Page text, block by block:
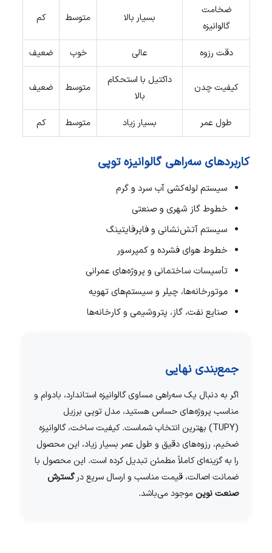
ضخامت
گالوانیزه
بسیار بالا متوسط کم
دقت رزوه عالی خوب ضعیف
کیفیت چدن
داکتیل با استحکام
بالا
متوسط ضعیف
طول عمر بسیار زیاد متوسط کم
کاربردهای سه‌راهی گالوانیزه توپی
سیستم لوله‌کشی آب سرد و گرم
خطوط گاز شهری و صنعتی
سیستم آتش‌نشانی و فایرفایتینگ
خطوط هوای فشرده و کمپرسور
تأسیسات ساختمانی و پروژه‌های عمرانی
موتورخانه‌ها، چیلر و سیستم‌های تهویه
صنایع نفت، گاز، پتروشیمی و کارخانه‌ها
جمع‌بندی نهایی
اگر به دنبال یک سه‌راهی مساوی گالوانیزه استاندارد، بادوام و
مناسب پروژه‌های حساس هستید، مدل توپی برزیل
(TUPY) بهترین انتخاب شماست. کیفیت ساخت، گالوانیزه
ضخیم، رزوه‌های دقیق و طول عمر بسیار زیاد، این محصول
را به گزینه‌ای کاملاً مطمئن تبدیل کرده است. این محصول با
ضمانت اصالت، قیمت مناسب و ارسال سریع درگسترش
صنعت نوینموجود می‌باشد.